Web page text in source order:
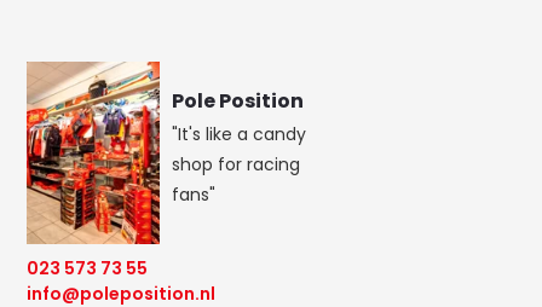
Pole Position
"It's like a candy
shop for racing
fans"
023 573 73 55
info@poleposition.nl